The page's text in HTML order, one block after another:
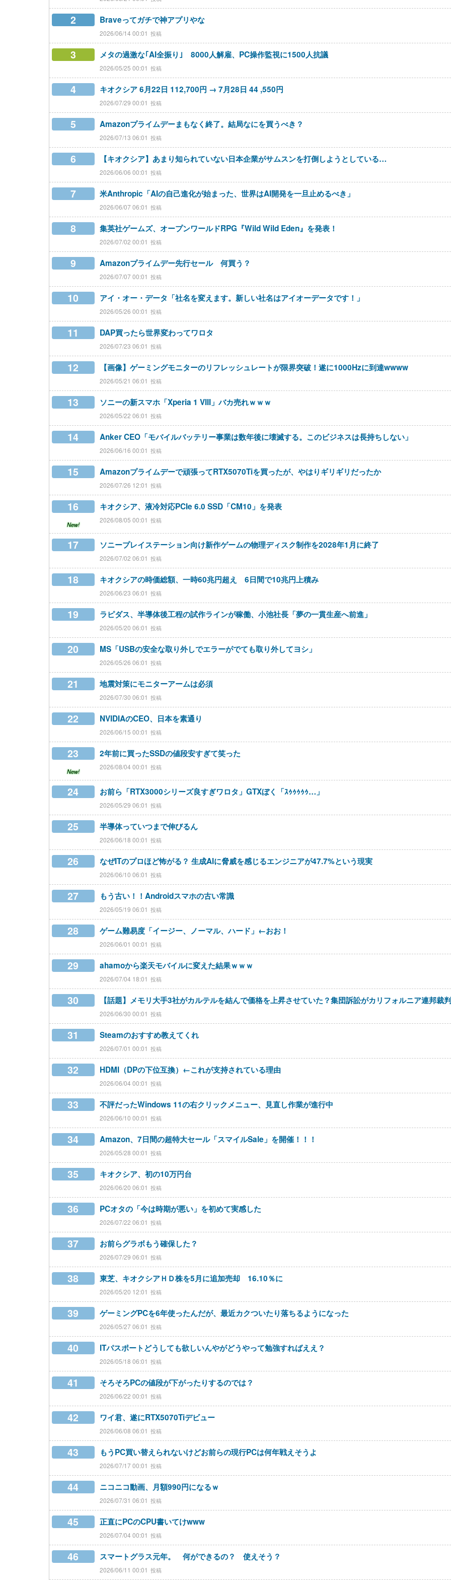
2 Braveってガチで神アプリやな
2026/06/14 00:01
3 メタの過激な｢AI全振り｣ 8000人解雇、PC操作監視に1500人抗議
2026/05/25 00:01
4 キオクシア 6月22日 112,700円 → 7月28日 44 ,550円
2026/07/29 00:01
5 Amazonプライムデーまもなく終了。結局なにを買うべき？
2026/07/13 06:01
6 【キオクシア】あまり知られていない日本企業がサムスンを打倒しようとしている…
2026/06/06 00:01
7 米Anthropic「AIの自己進化が始まった、世界はAI開発を一旦止めるべき」
2026/06/07 06:01
8 集英社ゲームズ、オープンワールドRPG『Wild Wild Eden』を発表！
2026/07/02 00:01
9 Amazonプライムデー先行セール 何買う？
2026/07/07 00:01
10 アイ・オー・データ「社名を変えます。新しい社名はアイオーデータです！」
2026/05/26 00:01
11 DAP買ったら世界変わってワロタ
2026/07/23 06:01
12 【画像】ゲーミングモニターのリフレッシュレートが限界突破！遂に1000Hzに到達wwww
2026/05/21 06:01
13 ソニーの新スマホ「Xperia 1 VIII」バカ売れｗｗｗ
2026/05/22 06:01
14 Anker CEO「モバイルバッテリー事業は数年後に壊滅する。このビジネスは長持ちしない」
2026/06/16 00:01
15 Amazonプライムデーで頑張ってRTX5070Tiを買ったが、やはりギリギリだったか
2026/07/26 12:01
16
New!
キオクシア、液冷対応PCIe 6.0 SSD「CM10」を発表
2026/08/05 00:01
17 ソニープレイステーション向け新作ゲームの物理ディスク制作を2028年1月に終了
2026/07/02 06:01
18 キオクシアの時価総額、一時60兆円超え 6日間で10兆円上積み
2026/06/23 06:01
19 ラピダス、半導体後工程の試作ラインが稼働、小池社長「夢の一貫生産へ前進」
2026/05/20 06:01
20 MS「USBの安全な取り外しでエラーがでても取り外してヨシ」
2026/05/26 06:01
21 地震対策にモニターアームは必須
2026/07/30 06:01
22 NVIDIAのCEO、日本を素通り
2026/06/15 00:01
23
New!
2年前に買ったSSDの値段安すぎて笑った
2026/08/04 00:01
24 お前ら「RTX3000シリーズ良すぎワロタ」GTXぼく「ｽｩｩｩｩｩ…」
2026/05/29 06:01
25 半導体っていつまで伸びるん
2026/06/18 00:01
26 なぜITのプロほど怖がる？ 生成AIに脅威を感じるエンジニアが47.7%という現実
2026/06/10 06:01
27 もう古い！！Androidスマホの古い常識
2026/05/19 06:01
28 ゲーム難易度「イージー、ノーマル、ハード」←おお！
2026/06/01 00:01
29 ahamoから楽天モバイルに変えた結果ｗｗｗ
2026/07/04 18:01
30 【話題】メモリ大手3社がカルテルを結んで価格を上昇させていた？集団訴訟がカリフォルニア連邦裁
2026/06/30 00:01
31 Steamのおすすめ教えてくれ
2026/07/01 00:01
32 HDMI（DPの下位互換）←これが支持されている理由
2026/06/04 00:01
33 不評だったWindows 11の右クリックメニュー、見直し作業が進行中
2026/06/10 00:01
34 Amazon、7日間の超特大セール「スマイルSale」を開催！！！
2026/05/28 00:01
35 キオクシア、初の10万円台
2026/06/20 06:01
36 PCオタの「今は時期が悪い」を初めて実感した
2026/07/22 06:01
37 お前らグラボもう確保した？
2026/07/29 06:01
38 東芝、キオクシアＨＤ株を5月に追加売却 16.10％に
2026/05/20 12:01
39 ゲーミングPCを6年使ったんだが、最近カクついたり落ちるようになった
2026/05/27 06:01
40 ITパスポートどうしても欲しいんやがどうやって勉強すればええ？
2026/05/18 06:01
41 そろそろPCの値段が下がったりするのでは？
2026/06/22 00:01
42 ワイ君、遂にRTX5070Tiデビュー
2026/06/08 06:01
43 もうPC買い替えられないけどお前らの現行PCは何年戦えそうよ
2026/07/17 00:01
44 ニコニコ動画、月額990円になるｗ
2026/07/31 06:01
45 正直にPCのCPU書いてけwww
2026/07/04 00:01
46 スマートグラス元年。 何ができるの？ 使えそう？
2026/06/11 00:01